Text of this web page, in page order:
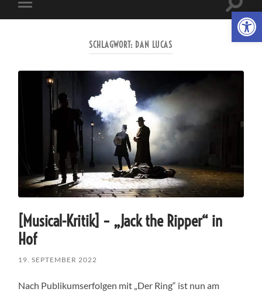
Mobile-
Menü
ein-/
SCHLAGWORT: DAN LUCAS
[Musical-Kritik] – „Jack the Ripper“ in
Hof
19. SEPTEMBER 2022
Nach Publikumserfolgen mit „Der Ring“ ist nun am